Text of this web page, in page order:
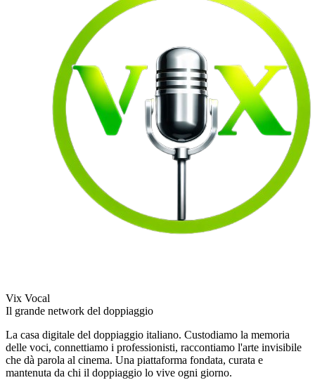
Vix Vocal
Il grande network del doppiaggio
La casa digitale del doppiaggio italiano. Custodiamo la memoria
delle voci, connettiamo i professionisti, raccontiamo l'arte invisibile
che dà parola al cinema. Una piattaforma fondata, curata e
mantenuta da chi il doppiaggio lo vive ogni giorno.